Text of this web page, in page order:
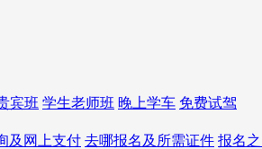
宾班 学生老师班 晚上学车 免费试驾
及网上支付 去哪报名及所需证件 报名